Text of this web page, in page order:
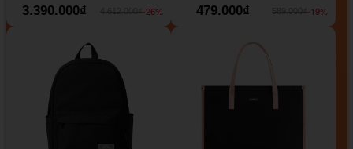
3.390.000₫
-26%
479.000₫
-19%